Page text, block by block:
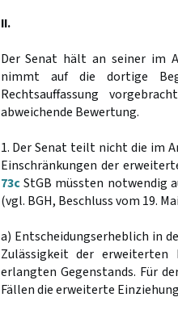
II.
Der Senat hält an seiner im
nimmt auf die dortige
Rechtsauffassung
abweichende Bewertung.
1. Der Senat teilt nicht die im
Einschränkungen der
73cStGB müssten notwendig
(vgl. BGH, Beschluss vom 19.
a) Entscheidungserheblich in
Zulässigkeit der erweiterten
erlangten Gegenstands. Für
Fällen die erweiterte